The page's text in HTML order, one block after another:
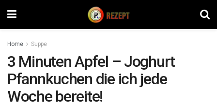
Home Suppe
3 Minuten Apfel – Joghurt
Pfannkuchen die ich jede
Woche bereite!